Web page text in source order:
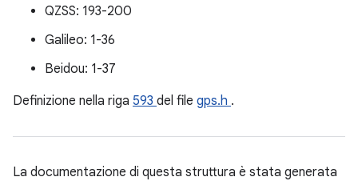
QZSS: 193-200
Galileo: 1-36
Beidou: 1-37
Definizione nella riga 593 del file gps.h .
La documentazione di questa struttura è stata generata